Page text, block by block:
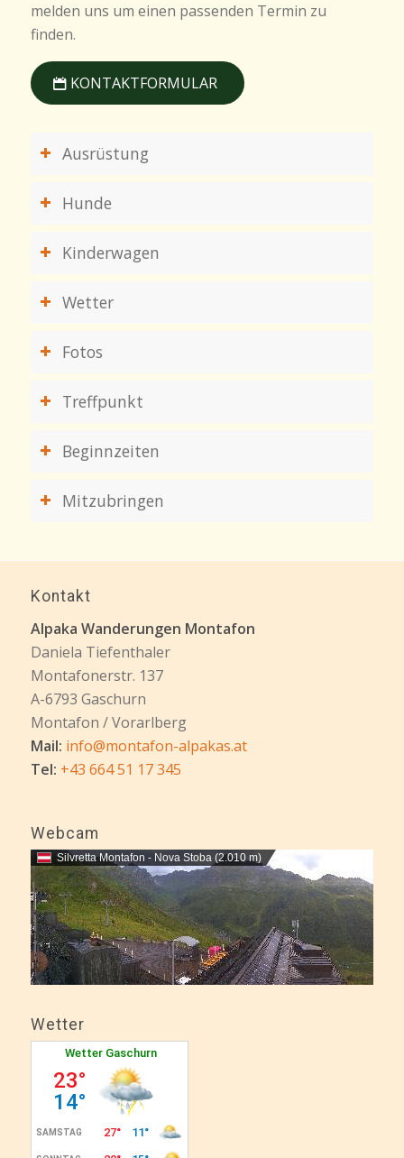
melden uns um einen passenden Termin zu
finden.
KONTAKTFORMULAR
Ausrüstung
Hunde
Kinderwagen
Wetter
Fotos
Treffpunkt
Beginnzeiten
Mitzubringen
Kontakt
Alpaka Wanderungen Montafon
Daniela Tiefenthaler
Montafonerstr. 137
A-6793 Gaschurn
Montafon / Vorarlberg
Mail: info@montafon-alpakas.at
Tel: +43 664 51 17 345
Webcam
Silvretta Montafon - Nova Stoba (2.010 m)
Wetter